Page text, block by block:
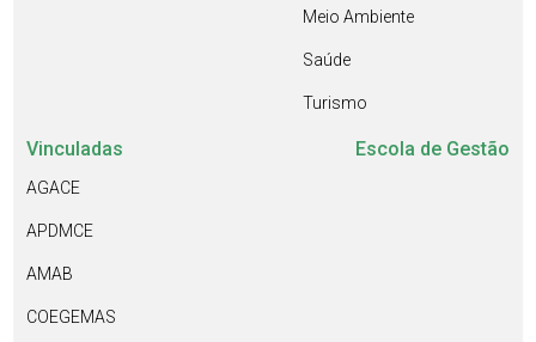
Meio Ambiente
Saúde
Turismo
Vinculadas
AGACE
APDMCE
AMAB
COEGEMAS
Escola de Gestão